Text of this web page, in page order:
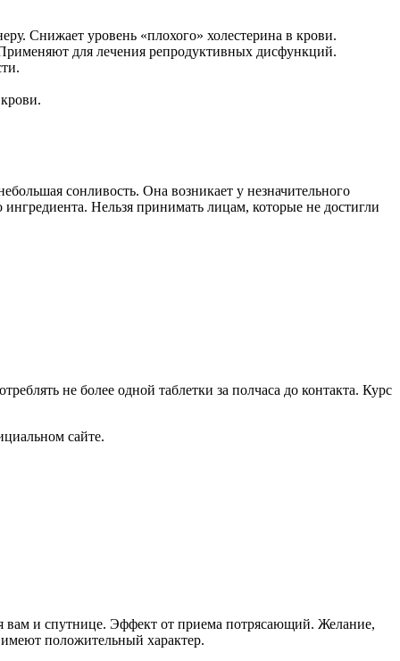
Снижает уровень «плохого» холестерина в крови.
для лечения репродуктивных дисфункций.
сонливость. Она возникает у незначительного
Нельзя принимать лицам, которые не достигли
не более одной таблетки за полчаса до контакта. Курс
сайте.
вам и спутнице. Эффект от приема потрясающий. Желание,
положительный характер.